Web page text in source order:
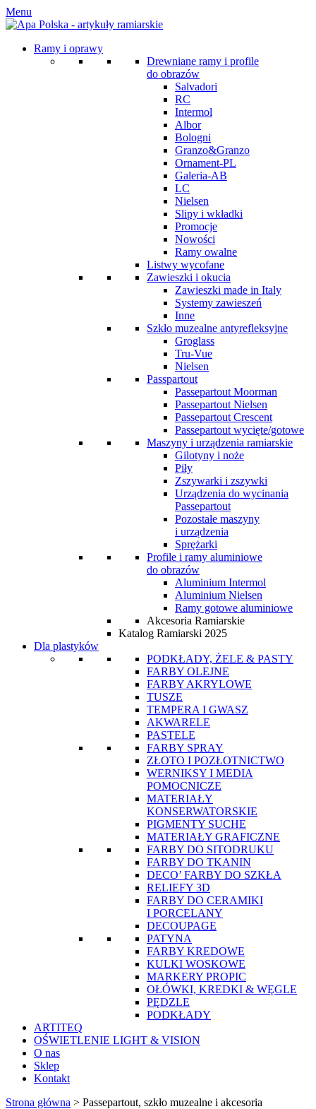
Menu
Ramy i oprawy
Drewniane ramy i profile
do obrazów
Salvadori
RC
Intermol
Albor
Bologni
Granzo&Granzo
Ornament-PL
Galeria-AB
LC
Nielsen
Slipy i wkładki
Promocje
Nowości
Ramy owalne
Listwy wycofane
Zawieszki i okucia
Zawieszki made in Italy
Systemy zawieszeń
Inne
Szkło muzealne antyrefleksyjne
Groglass
Tru-Vue
Nielsen
Passpartout
Passepartout Moorman
Passepartout Nielsen
Passepartout Crescent
Passepartout wycięte/gotowe
Maszyny i urządzenia ramiarskie
Gilotyny i noże
Piły
Zszywarki i zszywki
Urządzenia do wycinania
Passepartout
Pozostałe maszyny
i urządzenia
Sprężarki
Profile i ramy aluminiowe
do obrazów
Aluminium Intermol
Aluminium Nielsen
Ramy gotowe aluminiowe
Akcesoria Ramiarskie
Katalog Ramiarski 2025
Dla plastyków
PODKŁADY, ŻELE & PASTY
FARBY OLEJNE
FARBY AKRYLOWE
TUSZE
TEMPERA I GWASZ
AKWARELE
PASTELE
FARBY SPRAY
ZŁOTO I POZŁOTNICTWO
WERNIKSY I MEDIA
POMOCNICZE
MATERIAŁY
KONSERWATORSKIE
PIGMENTY SUCHE
MATERIAŁY GRAFICZNE
FARBY DO SITODRUKU
FARBY DO TKANIN
DECO’ FARBY DO SZKŁA
RELIEFY 3D
FARBY DO CERAMIKI
I PORCELANY
DECOUPAGE
PATYNA
FARBY KREDOWE
KULKI WOSKOWE
MARKERY PROPIC
OŁÓWKI, KREDKI & WĘGLE
PĘDZLE
PODKŁADY
ARTITEQ
OŚWIETLENIE LIGHT & VISION
O nas
Sklep
Kontakt
Strona główna > Passepartout, szkło muzealne i akcesoria